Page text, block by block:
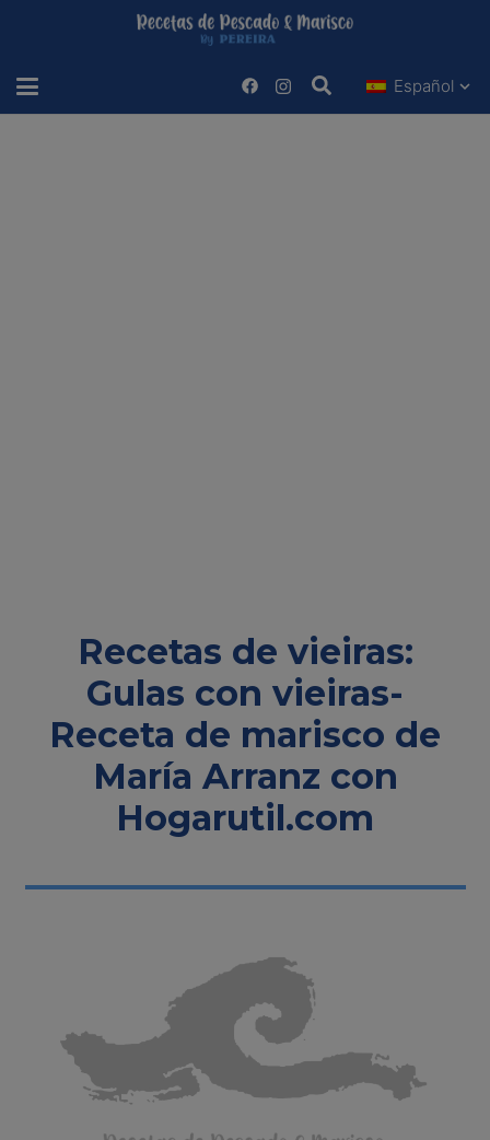
Español
Recetas de vieiras:
Gulas con vieiras-
Receta de marisco de
María Arranz con
Hogarutil.com